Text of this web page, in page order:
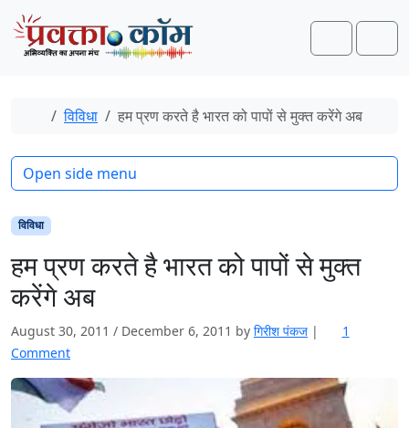
Skip to content
Skip to footer
Search
Home
विविधा हम प्रण करते है भारत को पापों से मुक्त करेंगे अब
विविधा
हम प्रण करते है भारत को पापों से मुक्त
करेंगे अब
August 30, 2011 / December 6, 2011 by गिरीश पंकज |
1
Commento
ह
म
Open side menu